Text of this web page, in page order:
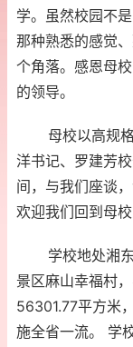
学。虽然校园不
那种熟悉的感觉
个角落。感恩母
的领导。
母校以高规格
洋书记、罗建芳
间，与我们座谈
欢迎我们回到母
学校地处湘东
景区麻山幸福村
56301.77平方米
施全省一流。 学